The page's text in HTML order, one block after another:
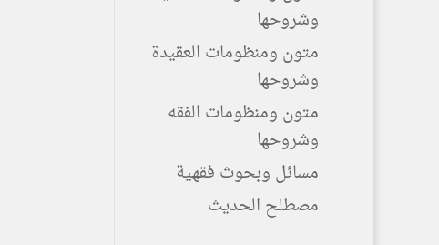
وشروحها
متون ومنظومات العقيدة
وشروحها
متون ومنظومات الفقه
وشروحها
مسائل وبحوث فقهية
مصطلح الحديث